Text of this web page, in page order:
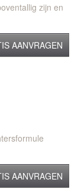
zijn en
AANVRAGEN
AANVRAGEN